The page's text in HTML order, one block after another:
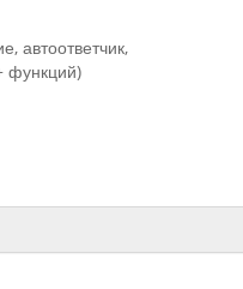
автоответчик,
функций)